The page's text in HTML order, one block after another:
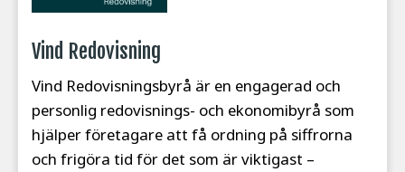
Vind Redovisning
Vind Redovisningsbyrå är en engagerad och
personlig redovisnings- och ekonomibyrå som
hjälper företagare att få ordning på siffrorna
och frigöra tid för det som är viktigast –